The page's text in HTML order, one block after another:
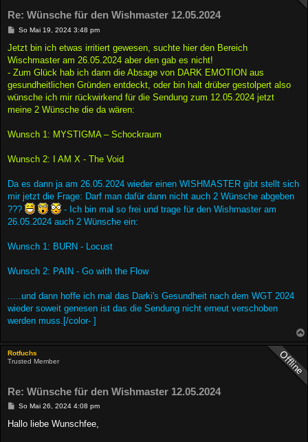
Re: Wünsche für den Wishmaster 12.05.2024
B
i
r
a
So Mai 19, 2024 3:48 pm
Jetzt bin ich etwas irritiert gewesen, suchte hier den Bereich
Wischmaster am 26.05.2024 aber den gab es nicht!
- Zum Glück hab ich dann die Absage von DARK EMOTION aus
gesundheitlichen Gründen entdeckt, oder bin halt drüber gestolpert also
wünsche ich mir rückwirkend für die Sendung zum 12.05.2024 jetzt
meine 2 Wünsche die da wären:
Wunsch 1: MYSTIGMA – Schockraum
Wunsch 2: I AM X - The Void
Da es dann ja am 26.05.2024 wieder einen WISHMASTER gibt stellt sich
mir jetzt die Frage: Darf man dafür dann nicht auch 2 Wünsche abgeben
???
- Ich bin mal so frei und trage für den Wishmaster am
26.05.2024 auch 2 Wünsche ein:
Wunsch 1: BURN - Locust
Wunsch 2: PAIN - Go with the Flow
.....und dann hoffe ich mal das Darki's Gesundheit nach dem WGT 2024
wieder soweit genesen ist das die Sendung nicht erneut verschoben
werden muss.[/color- ]
Rotfuchs
Trusted Member
Re: Wünsche für den Wishmaster 12.05.2024
B
i
So Mai 26, 2024 4:08 pm
Hallo liebe Wunschfee,